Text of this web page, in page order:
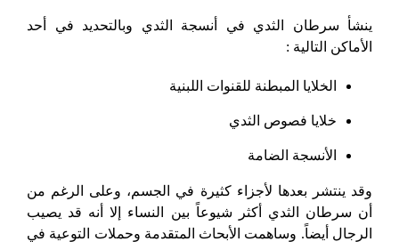
ينشأ سرطان الثدي في أنسجة الثدي وبالتحديد في أحد
الأماكن التالية :
الخلايا المبطنة للقنوات اللبنية
خلايا فصوص الثدي
الأنسجة الضامة
وقد ينتشر بعدها لأجزاء كثيرة في الجسم، وعلى الرغم من
أن سرطان الثدي أكثر شيوعاً بين النساء إلا أنه قد يصيب
الرجال أيضاً. وساهمت الأبحاث المتقدمة وحملات التوعية في